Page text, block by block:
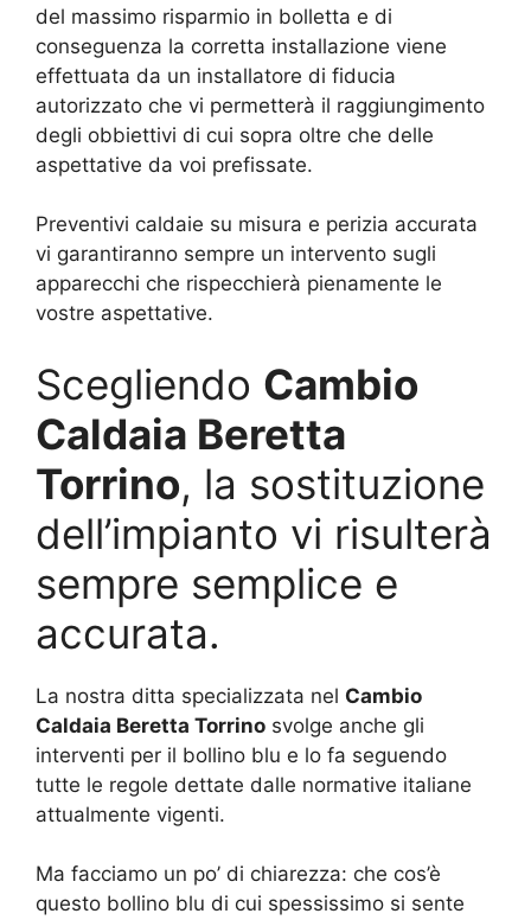
del massimo risparmio in bolletta e di
conseguenza la corretta installazione viene
effettuata da un installatore di fiducia
autorizzato che vi permetterà il raggiungimento
degli obbiettivi di cui sopra oltre che delle
aspettative da voi prefissate.
Preventivi caldaie su misura e perizia accurata
vi garantiranno sempre un intervento sugli
apparecchi che rispecchierà pienamente le
vostre aspettative.
Scegliendo Cambio
Caldaia Beretta
Torrino, la sostituzione
dell’impianto vi risulterà
sempre semplice e
accurata.
La nostra ditta specializzata nel Cambio
Caldaia Beretta Torrino svolge anche gli
interventi per il bollino blu e lo fa seguendo
tutte le regole dettate dalle normative italiane
attualmente vigenti.
Ma facciamo un po’ di chiarezza: che cos’è
questo bollino blu di cui spessissimo si sente